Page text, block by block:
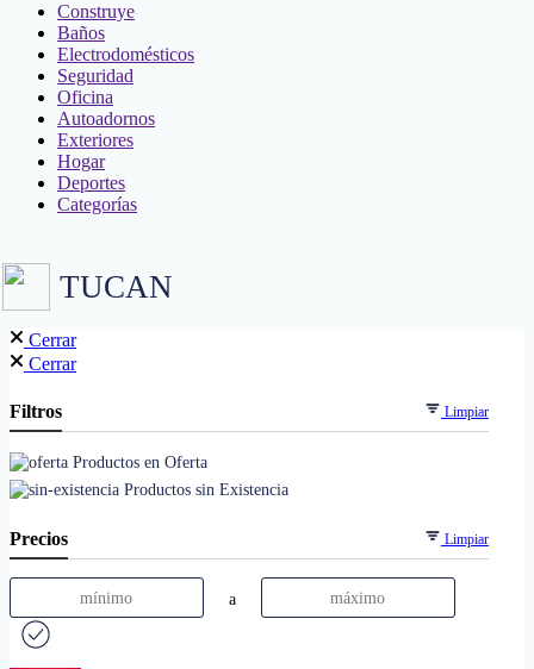
Construye
Baños
Electrodomésticos
Seguridad
Oficina
Autoadornos
Exteriores
Hogar
Deportes
Categorías
TUCAN
Cerrar
Cerrar
Filtros Limpiar
Productos en Oferta
Productos sin Existencia
Precios Limpiar
a